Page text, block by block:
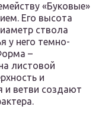
«Буковые»
Его высота
ствола
у него темно-
–
листовой
и
и ветви создают